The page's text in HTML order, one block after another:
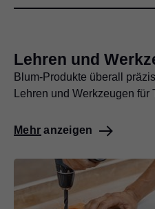
Lehren und
Blum-Produkte überall
Lehren und Werkzeugen
Mehr anzeigen